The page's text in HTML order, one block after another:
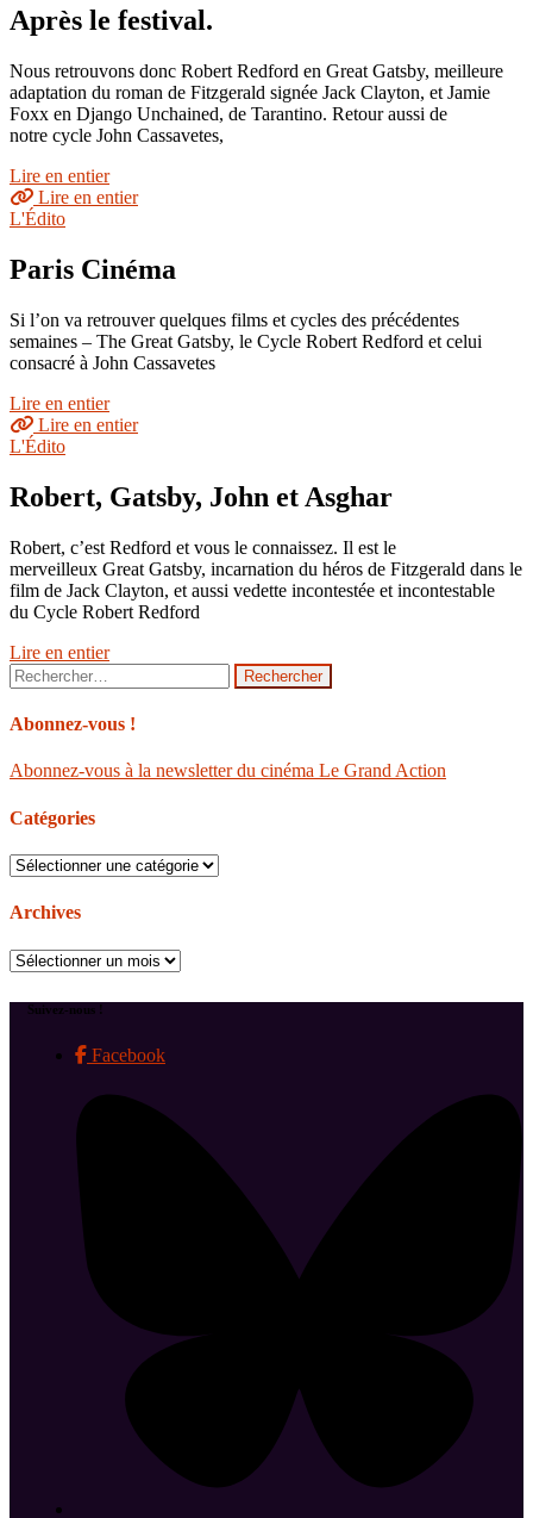
Après le festival.
Nous retrouvons donc Robert Redford en Great Gatsby, meilleure
adaptation du roman de Fitzgerald signée Jack Clayton, et Jamie
Foxx en Django Unchained, de Tarantino. Retour aussi de
notre cycle John Cassavetes,
Lire en entier
Lire en entier
L'Édito
Paris Cinéma
Si l’on va retrouver quelques films et cycles des précédentes
semaines – The Great Gatsby, le Cycle Robert Redford et celui
consacré à John Cassavetes
Lire en entier
Lire en entier
L'Édito
Robert, Gatsby, John et Asghar
Robert, c’est Redford et vous le connaissez. Il est le
merveilleux Great Gatsby, incarnation du héros de Fitzgerald dans le
film de Jack Clayton, et aussi vedette incontestée et incontestable
du Cycle Robert Redford
Lire en entier
Rechercher :
Abonnez-vous !
Abonnez-vous à la newsletter du cinéma Le Grand Action
Catégories
Catégories
Archives
Archives
Suivez-nous !
Facebook